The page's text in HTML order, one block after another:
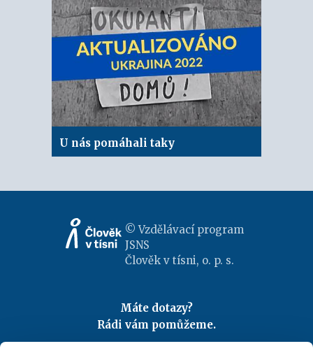
U nás pomáhali taky
© Vzdělávací program
JSNS
Člověk v tísni, o. p. s.
Máte dotazy?
Rádi vám pomůžeme.